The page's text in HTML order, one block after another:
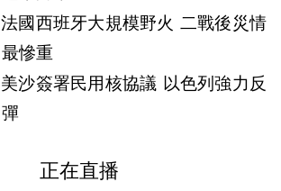
法國西班牙大規模野火 二戰後災情
最慘重
美沙簽署民用核協議 以色列強力反
彈
正在直播